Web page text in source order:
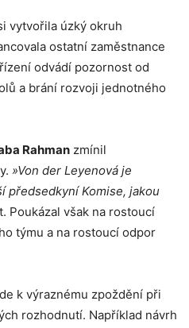
vytvořila úzký okruh
ostatní zaměstnance
odvádí pozornost od
a brání rozvoji jednotného
Rahman zmínil
»Von der Leyenová je
předsedkyní Komise, jakou
Poukázal však na rostoucí
týmu a na rostoucí odpor
k výraznému zpoždění při
rozhodnutí. Například návrh